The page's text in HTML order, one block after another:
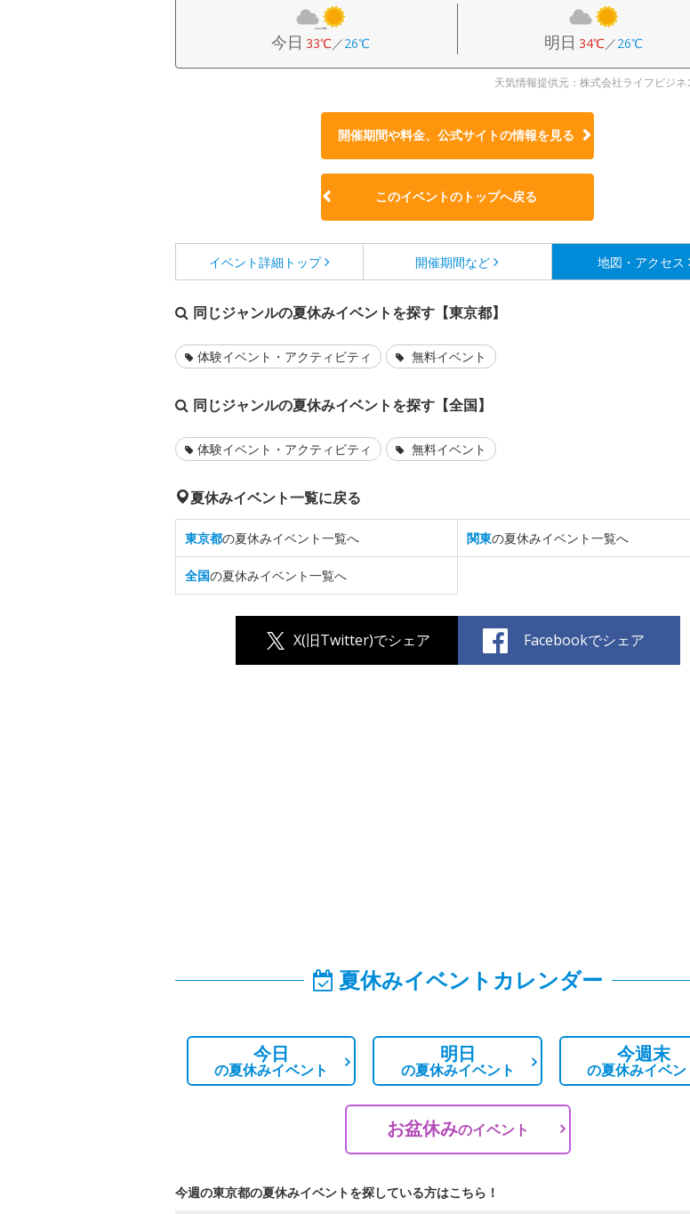
今日 33℃／26℃ 明日 34℃／26℃
天気情報提供元：株式会社ライフビジネ
開催期間や料金、公式サイトの情報を見る
このイベントのトップへ戻る
イベント詳細 トップ 開催期間など 地図・アクセス
同じジャンルの夏休みイベントを探す【東京都】
体験イベント・アクティビティ 無料イベント
同じジャンルの夏休みイベントを探す【全国】
体験イベント・アクティビティ 無料イベント
夏休みイベント一覧に戻る
東京都の夏休みイベント一覧へ 関東の夏休みイベント一覧へ
全国の夏休みイベント一覧へ
X(旧Twitter)でシェア Facebookでシェア
夏休みイベントカレンダー
今日
の夏休みイベント
明日
の夏休みイベント
今週末
の夏休みイベン
お盆休みのイベント
今週の東京都の夏休みイベントを探している方はこちら！